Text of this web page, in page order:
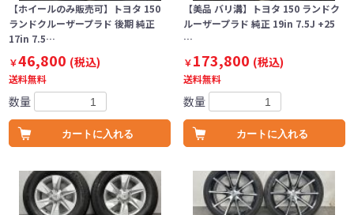
【ホイールのみ販売可】トヨタ 150
ランドクルーザープラド 後期 純正
17in 7.5…
￥46,800 (税込)
送料無料
数量
カートに入れる
【美品 バリ溝】トヨタ 150 ランドク
ルーザープラド 純正 19in 7.5J +25
…
￥173,800 (税込)
送料無料
数量
カートに入れる